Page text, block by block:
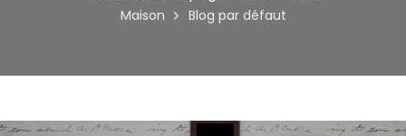
Maison Blog par défaut